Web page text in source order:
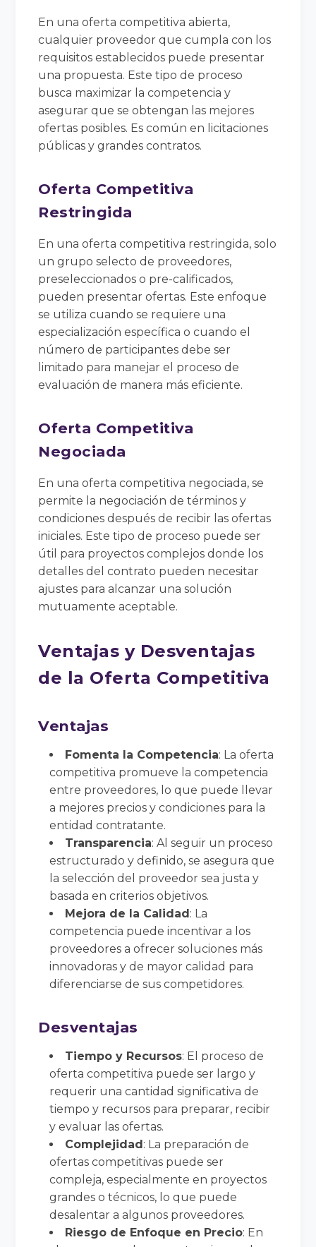
En una oferta competitiva abierta,
cualquier proveedor que cumpla con los
requisitos establecidos puede presentar
una propuesta. Este tipo de proceso
busca maximizar la competencia y
asegurar que se obtengan las mejores
ofertas posibles. Es común en licitaciones
públicas y grandes contratos.
Oferta Competitiva
Restringida
En una oferta competitiva restringida, solo
un grupo selecto de proveedores,
preseleccionados o pre-calificados,
pueden presentar ofertas. Este enfoque
se utiliza cuando se requiere una
especialización específica o cuando el
número de participantes debe ser
limitado para manejar el proceso de
evaluación de manera más eficiente.
Oferta Competitiva
Negociada
En una oferta competitiva negociada, se
permite la negociación de términos y
condiciones después de recibir las ofertas
iniciales. Este tipo de proceso puede ser
útil para proyectos complejos donde los
detalles del contrato pueden necesitar
ajustes para alcanzar una solución
mutuamente aceptable.
Ventajas y Desventajas
de la Oferta Competitiva
Ventajas
Fomenta la Competencia: La oferta
competitiva promueve la competencia
entre proveedores, lo que puede llevar
a mejores precios y condiciones para la
entidad contratante.
Transparencia: Al seguir un proceso
estructurado y definido, se asegura que
la selección del proveedor sea justa y
basada en criterios objetivos.
Mejora de la Calidad: La
competencia puede incentivar a los
proveedores a ofrecer soluciones más
innovadoras y de mayor calidad para
diferenciarse de sus competidores.
Desventajas
Tiempo y Recursos: El proceso de
oferta competitiva puede ser largo y
requerir una cantidad significativa de
tiempo y recursos para preparar, recibir
y evaluar las ofertas.
Complejidad: La preparación de
ofertas competitivas puede ser
compleja, especialmente en proyectos
grandes o técnicos, lo que puede
desalentar a algunos proveedores.
Riesgo de Enfoque en Precio: En